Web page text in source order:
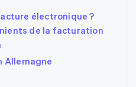
électronique ?
de la facturation
Allemagne